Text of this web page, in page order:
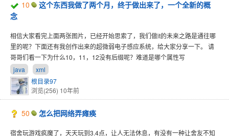
10
这个东西我做了两个月，终于做出来了，一个全新的概
念
相信大家看完上面两张图片，已经开始思索了，我们做it的未来之路是通往哪
里的呢？下面还有我创作出来的超微弱电子感应系统，给大家分享一下。 请
哥哥们看一下为什么10，11，12没有后缀呢？难道是哪个属性写
java
xml
根目录97
浏览(256) 10年前
50 怎么把网络弄瘫痪
宿舍玩游戏疯魔了，天天玩到3.4点，让人无法休息，有没有一种让舍友不知